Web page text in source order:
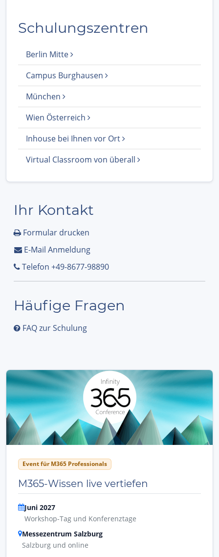
Schulungszentren
Berlin Mitte
Campus Burghausen
München
Wien Österreich
Inhouse bei Ihnen vor Ort
Virtual Classroom von überall
Ihr Kontakt
Formular drucken
E-Mail Anmeldung
Telefon +49-8677-98890
Häufige Fragen
FAQ zur Schulung
Event für M365 Professionals
M365-Wissen live vertiefen
Juni 2027
Workshop-Tag und Konferenztage
Messezentrum Salzburg
Salzburg und online